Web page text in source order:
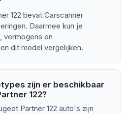
122 bevat Carscanner
Daarmee kun je
vermogens en
dit model vergelijken.
zijn er beschikbaar
122?
Partner 122 auto's zijn